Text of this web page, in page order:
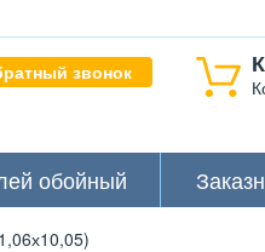
звонок
обойный